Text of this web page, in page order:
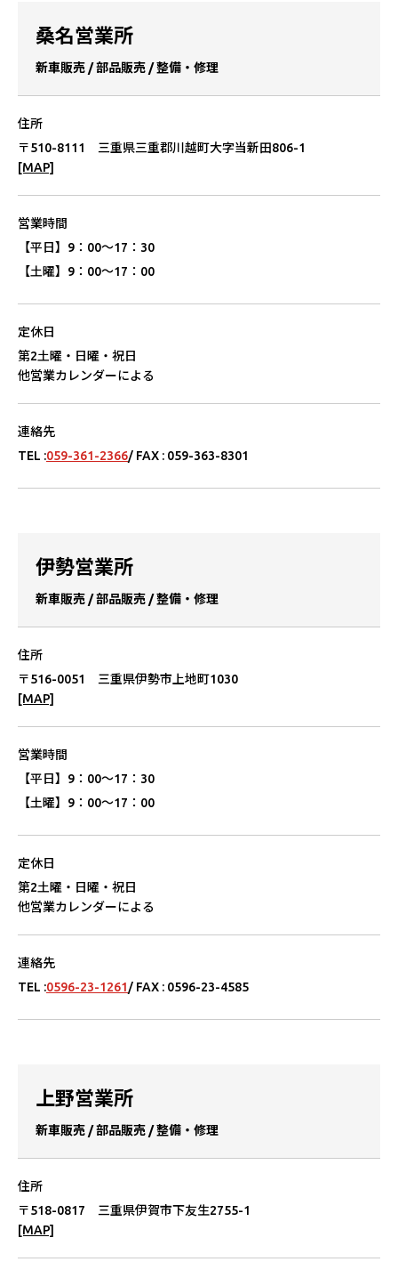
桑名営業所
新⾞販売 / 部品販売 / 整備・修理
住所
〒510-8111 三重県三重郡川越町⼤字当新⽥806-1
[MAP]
営業時間
【平⽇】 9：00〜17：30
【⼟曜】 9：00〜17：00
定休⽇
第2⼟曜・⽇曜・祝⽇
他営業カレンダーによる
連絡先
TEL :059-361-2366/ FAX : 059-363-8301
伊勢営業所
新⾞販売 / 部品販売 / 整備・修理
住所
〒516-0051 三重県伊勢市上地町1030
[MAP]
営業時間
【平⽇】 9：00〜17：30
【⼟曜】 9：00〜17：00
定休⽇
第2⼟曜・⽇曜・祝⽇
他営業カレンダーによる
連絡先
TEL :0596-23-1261/ FAX : 0596-23-4585
上野営業所
新⾞販売 / 部品販売 / 整備・修理
住所
〒518-0817 三重県伊賀市下友⽣2755-1
[MAP]